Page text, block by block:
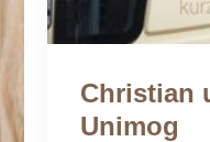
Christian
Unimog